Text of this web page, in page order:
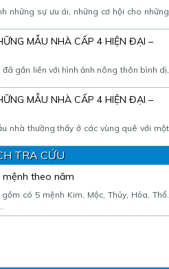
những sự ưu ái, những cơ hội cho những
MẪU NHÀ CẤP 4 HIỆN ĐẠI –
đã gắn liền với hình ảnh nông thôn bình dị,
MẪU NHÀ CẤP 4 HIỆN ĐẠI –
nhà thường thấy ở các vùng quê với một
TRA CỨU
theo năm
có 5 mệnh Kim, Mộc, Thủy, Hỏa, Thổ.